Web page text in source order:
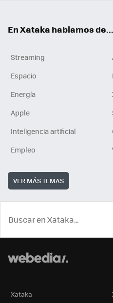
En Xataka hablamos de...
Streaming
Espacio
Energía
Apple
Inteligencia artificial
Empleo
VER MÁS TEMAS
Xataka